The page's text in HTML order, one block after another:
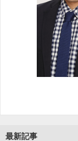
最新記事